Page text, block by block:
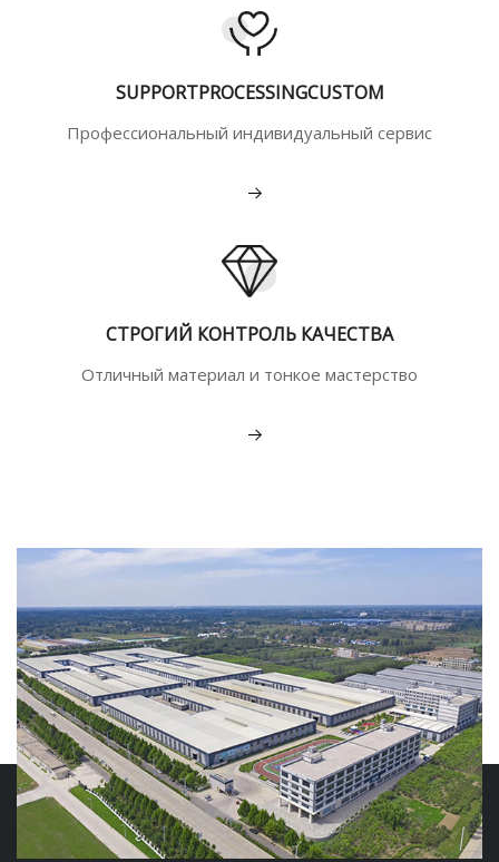
SUPPORTPROCESSINGCUSTOM
Профессиональный индивидуальный сервис
Подробнее
СТРОГИЙ КОНТРОЛЬ КАЧЕСТВА
Отличный материал и тонкое мастерство
Подробнее